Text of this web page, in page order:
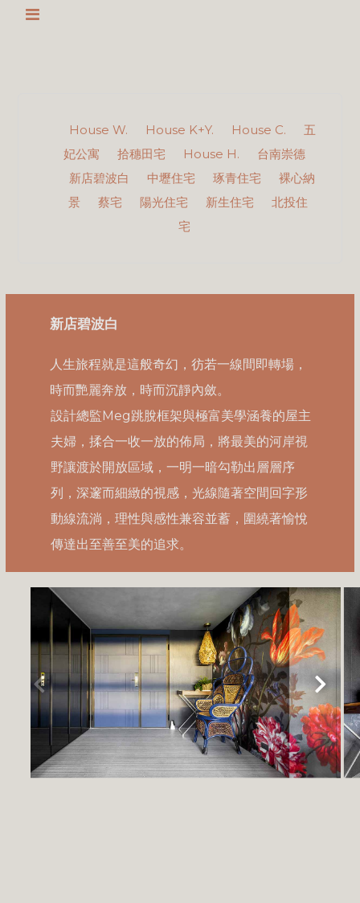
House W. House K+Y. House C.
五
妃公寓
拾穗田宅 House H.
台南崇德
新店碧波白
中壢住宅 琢青住宅
裸心納
景
蔡宅 陽光住宅 新生住宅
北投住
宅
新店碧波白
人生旅程就是這般奇幻，彷若一線間即轉場，
時而艷麗奔放，時而沉靜內斂。
設計總監Meg跳脫框架與極富美學涵養的屋主
夫婦，揉合一收一放的佈局，將最美的河岸視
野讓渡於開放區域，一明一暗勾勒出層層序
列，深邃而細緻的視感，光線隨著空間回字形
動線流淌，理性與感性兼容並蓄，圍繞著愉悅
傳達出至善至美的追求。